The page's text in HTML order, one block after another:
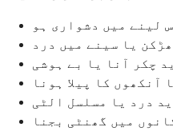
لینے میں دشواری ہو
یا سینے میں درد
چکر آنا یا بے ہوشی
آنکھوں کا پیلا ہونا
درد یا مسلسل الٹی
میں گھنٹی بجنا